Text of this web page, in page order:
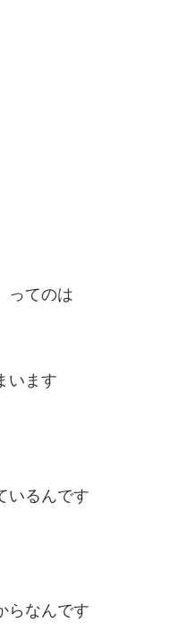
てのは
います
るんです
らなんです